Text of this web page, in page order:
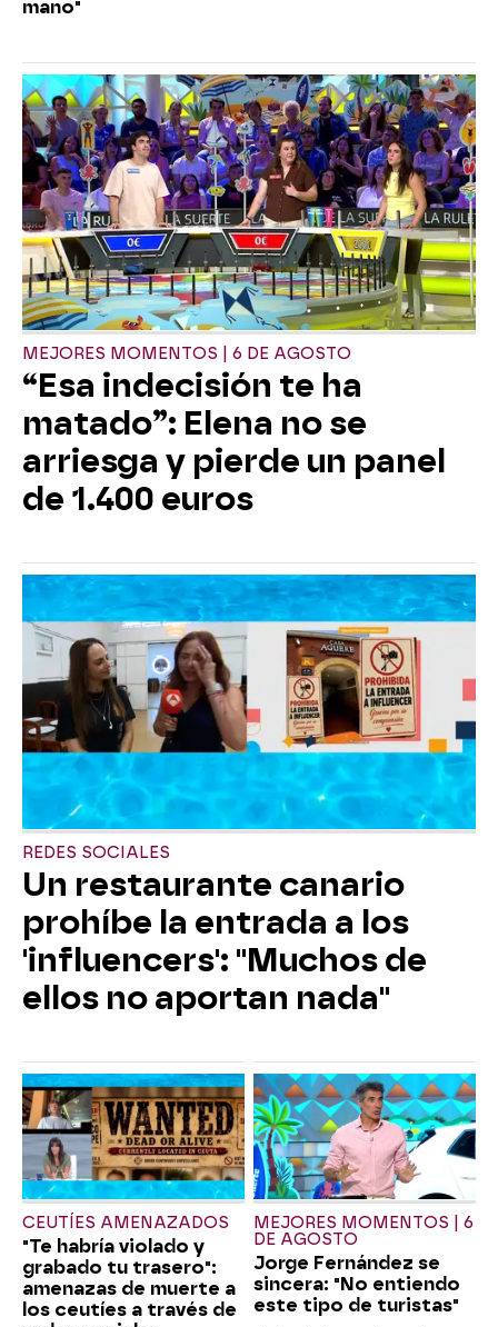
mano"
MEJORES MOMENTOS | 6 DE AGOSTO
“Esa indecisión te ha
matado”: Elena no se
arriesga y pierde un panel
de 1.400 euros
REDES SOCIALES
Un restaurante canario
prohíbe la entrada a los
'influencers': "Muchos de
ellos no aportan nada"
CEUTÍES AMENAZADOS
"Te habría violado y
grabado tu trasero":
amenazas de muerte a
los ceutíes a través de
MEJORES MOMENTOS | 6
DE AGOSTO
Jorge Fernández se
sincera: "No entiendo
este tipo de turistas"